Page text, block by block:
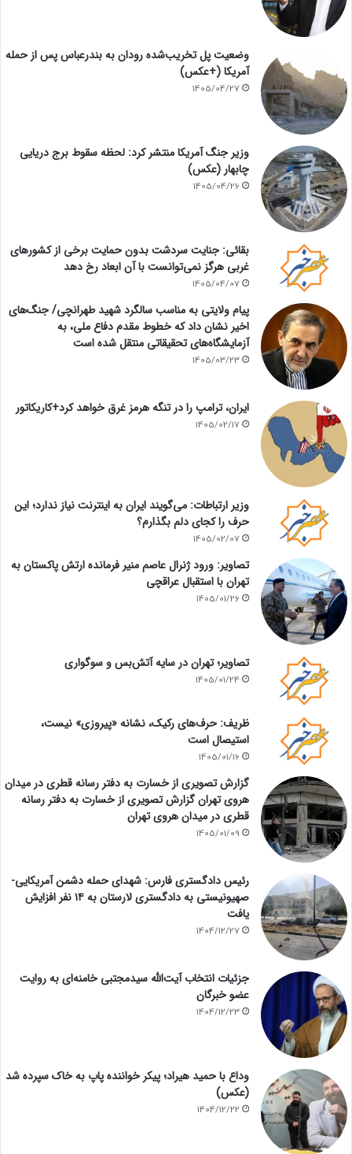
وضعیت پل تخریب‌شده رودان به بندرعباس پس از حمله
آمریکا (+عکس)
1405/04/27
وزیر جنگ آمریکا منتشر کرد: لحظه سقوط برج دریایی
چابهار (عکس)
1405/04/26
بقائی: جنایت سردشت بدون حمایت برخی از کشورهای
غربی هرگز نمی‌توانست با آن ابعاد رخ دهد
1405/04/07
پیام ولایتی به مناسب سالگرد شهید طهرانچی/ جنگ‌های
اخیر نشان داد که خطوط مقدم دفاع ملی، به
آزمایشگاه‌های تحقیقاتی منتقل شده است
1405/03/23
ایران، ترامپ را در تنگه هرمز غرق خواهد کرد+کاریکاتور
1405/02/17
وزیر ارتباطات: می‌گویند ایران به اینترنت نیاز ندارد؛ این
حرف را کجای دلم بگذارم؟
1405/02/07
تصاویر: ورود ژنرال عاصم منیر فرمانده ارتش پاکستان به
تهران با استقبال عراقچی
1405/01/26
تصاویر؛ تهران در سایه آتش‌بس و سوگواری
1405/01/24
ظریف: حرف‌های رکیک، نشانه «پیروزی» نیست،
استیصال است
1405/01/16
گزارش تصویری از خسارت به دفتر رسانه قطری در میدان
هروی تهران گزارش تصویری از خسارت به دفتر رسانه
قطری در میدان هروی تهران
1405/01/09
رئیس دادگستری فارس: شهدای حمله دشمن آمریکایی-
صهیونیستی به دادگستری لارستان به ۱۴ نفر افزایش
یافت
1404/12/27
جزئیات انتخاب آیت‌الله سیدمجتبی خامنه‌ای به روایت
عضو خبرگان
1404/12/23
وداع با حمید هیراد؛ پیکر خواننده پاپ به خاک سپرده شد
(عکس)
1404/12/22